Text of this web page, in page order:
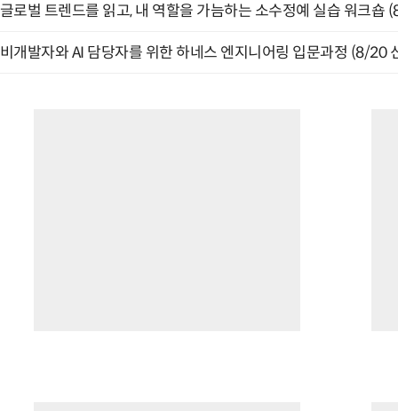
글로벌 트렌드를 읽고, 내 역할을 가늠하는 소수정예 실습 워크숍
비개발자와 AI 담당자를 위한 하네스 엔지니어링 입문과정 (8/20